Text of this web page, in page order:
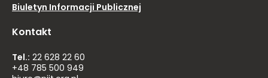
Biuletyn Informacji Publicznej
Kontakt
Tel.: 22 628 22 60
+48 785 500 949